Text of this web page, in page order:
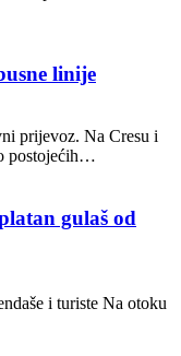
linije
prijevoz. Na Cresu i
postojećih…
gulaš od
i turiste Na otoku